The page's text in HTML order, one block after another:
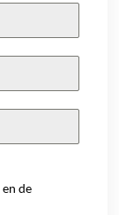
en de